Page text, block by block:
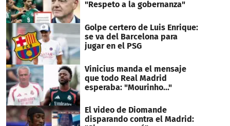
"Respeto a la gobernanza"
Golpe certero de Luis Enrique:
se va del Barcelona para
jugar en el PSG
Vinicius manda el mensaje
que todo Real Madrid
esperaba: "Mourinho..."
El video de Diomande
disparando contra el Madrid: